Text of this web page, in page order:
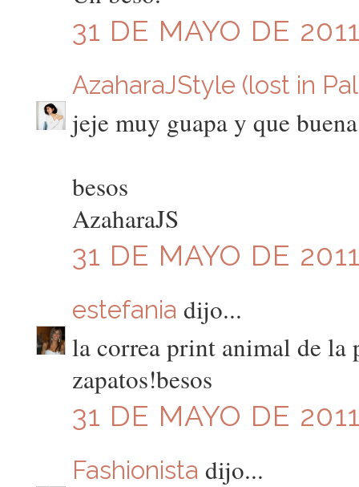
31 DE MAYO DE
AzaharaJStyle (lost in
jeje muy guapa y que
besos
AzaharaJS
31 DE MAYO DE
estefania dijo...
la correa print animal de la
zapatos!besos
31 DE MAYO DE
Fashionista dijo...